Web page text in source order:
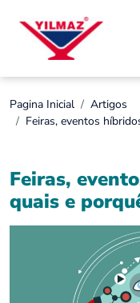
Pagina Inicial
Artigos
Feiras, eventos
Feiras,
quais e